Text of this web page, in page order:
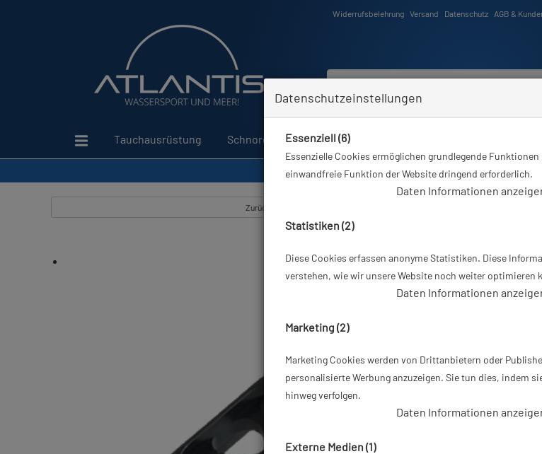
Widerrufsbelehrung Versand Datenschutz AGB &
Tauchausrüstung Schnorcheln Schwimmen
Sie sind hier Tauchausrüstung ID - Alu YS -
Zurück
ID -
Artikelnr.:
Datenschutzeinstellungen
Essenziell (6)
Essenzielle Cookies ermöglichen grundlegende
einwandfreie Funktion der Website dringend erforderlich.
Daten Informationen
Statistiken (2)
Diese Cookies erfassen anonyme Statistiken. Diese
verstehen, wie wir unsere Website noch weiter optimieren
Daten Informationen
Marketing (2)
Marketing Cookies werden von Drittanbietern oder
personalisierte Werbung anzuzeigen. Sie tun dies, indem
hinweg verfolgen.
Daten Informationen
Externe Medien (1)